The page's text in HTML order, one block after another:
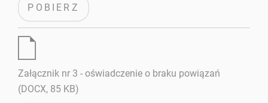
POBIERZ
Załącznik nr 3 - oświadczenie o braku powiązań
(DOCX, 85 KB)